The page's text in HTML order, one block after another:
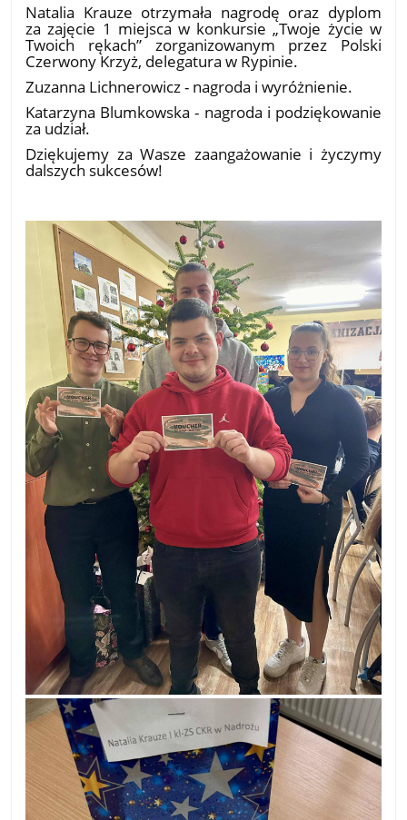
Natalia Krauze otrzymała nagrodę oraz dyplom
za zajęcie 1 miejsca w konkursie „Twoje życie w
Twoich rękach” zorganizowanym przez Polski
Czerwony Krzyż, delegatura w Rypinie.
Zuzanna Lichnerowicz - nagroda i wyróżnienie.
Katarzyna Blumkowska - nagroda i podziękowanie
za udział.
Dziękujemy za Wasze zaangażowanie i życzymy
dalszych sukcesów!